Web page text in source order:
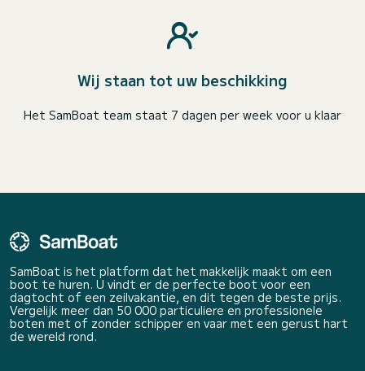
Wij staan tot uw beschikking
Het SamBoat team staat 7 dagen per week voor u klaar
SamBoat is het platform dat het makkelijk maakt om een
boot te huren. U vindt er de perfecte boot voor een
dagtocht of een zeilvakantie, en dit tegen de beste prijs.
Vergelijk meer dan 50 000 particuliere en professionele
boten met of zonder schipper en vaar met een gerust hart
de wereld rond.